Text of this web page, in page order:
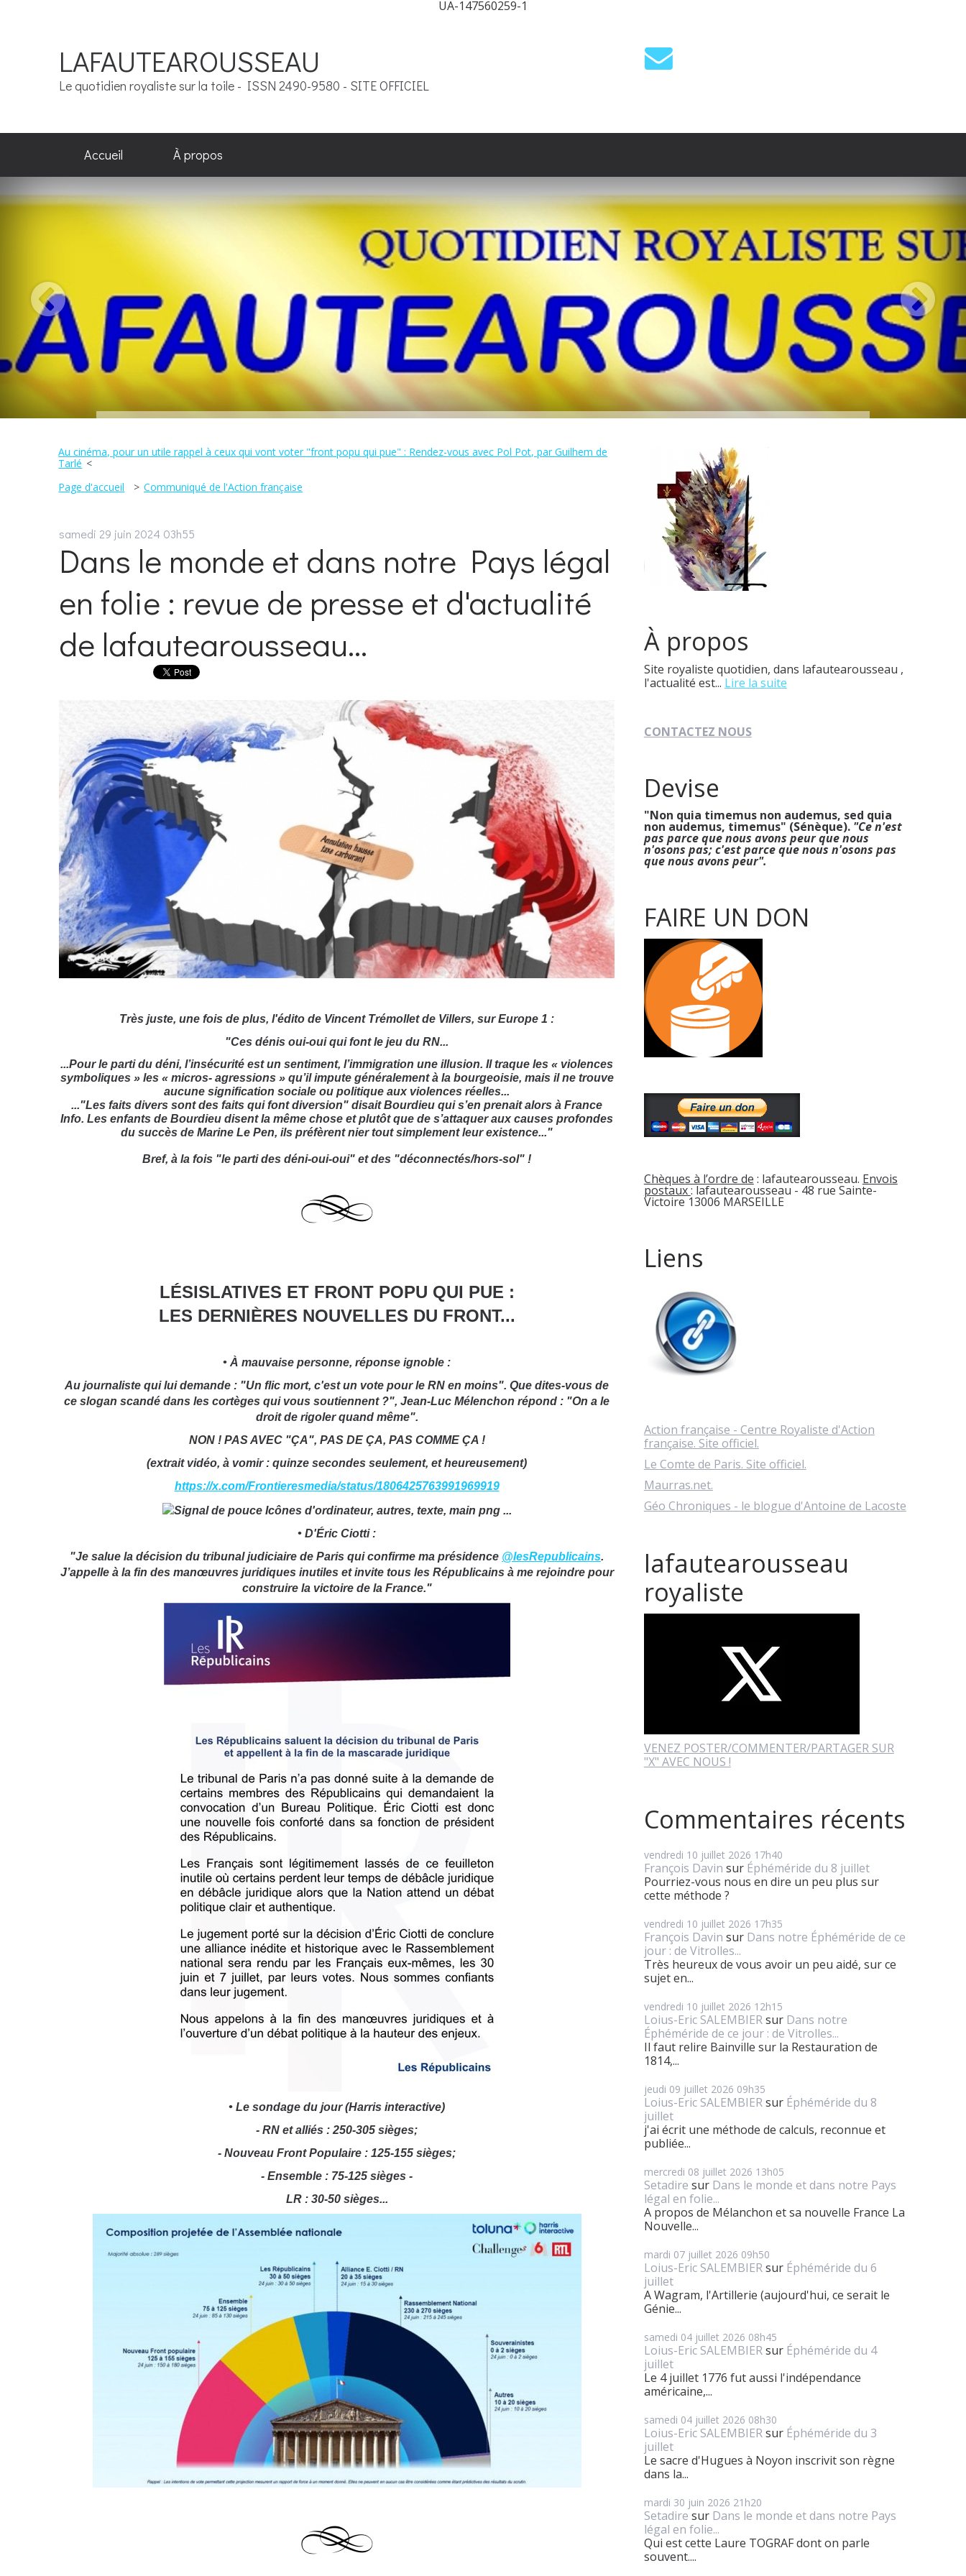
UA-147560259-1
LAFAUTEAROUSSEAU
Le quotidien royaliste sur la toile - ISSN 2490-9580 - SITE OFFICIEL
Accueil À propos
Au cinéma, pour un utile rappel à ceux qui vont voter "front popu qui pue" : Rendez-vous avec Pol Pot, par Guilhem de
Tarlé
Page d'accueil
Communiqué de l'Action française
samedi 29 juin 2024 03h55
Dans le monde et dans notre Pays légal
en folie : revue de presse et d'actualité
de lafautearousseau...
Très juste, une fois de plus, l'édito de Vincent Trémollet de Villers, sur Europe 1 :
"Ces dénis oui-oui qui font le jeu du RN...
...Pour le parti du déni, l’insécurité est un sentiment, l’immigration une illusion. Il traque les « violences
symboliques » les « micros- agressions » qu’il impute généralement à la bourgeoisie, mais il ne trouve
aucune signification sociale ou politique aux violences réelles...
..."Les faits divers sont des faits qui font diversion" disait Bourdieu qui s’en prenait alors à France
Info. Les enfants de Bourdieu disent la même chose et plutôt que de s’attaquer aux causes profondes
du succès de Marine Le Pen, ils préfèrent nier tout simplement leur existence..."
Bref, à la fois "le parti des déni-oui-oui" et des "déconnectés/hors-sol" !
LÉSISLATIVES ET FRONT POPU QUI PUE :
LES DERNIÈRES NOUVELLES DU FRONT...
• À mauvaise personne, réponse ignoble :
Au journaliste qui lui demande : "Un flic mort, c'est un vote pour le RN en moins". Que dites-vous de
ce slogan scandé dans les cortèges qui vous soutiennent ?", Jean-Luc Mélenchon répond : "On a le
droit de rigoler quand même".
NON ! PAS AVEC "ÇA", PAS DE ÇA, PAS COMME ÇA !
(extrait vidéo, à vomir : quinze secondes seulement, et heureusement)
https://x.com/Frontieresmedia/status/1806425763991969919
• D'Éric Ciotti :
"Je salue la décision du tribunal judiciaire de Paris qui confirme ma présidence @lesRepublicains.
J’appelle à la fin des manœuvres juridiques inutiles et invite tous les Républicains à me rejoindre pour
construire la victoire de la France."
• Le sondage du jour (Harris interactive)
- RN et alliés : 250-305 sièges;
- Nouveau Front Populaire : 125-155 sièges;
- Ensemble : 75-125 sièges -
LR : 30-50 sièges...
À propos
Site royaliste quotidien, dans lafautearousseau ,
l'actualité est... Lire la suite
CONTACTEZ NOUS
Devise
"Non quia timemus non audemus, sed quia
non audemus, timemus" (Sénèque). "Ce n'est
pas parce que nous avons peur que nous
n'osons pas; c'est parce que nous n'osons pas
que nous avons peur".
FAIRE UN DON
Chèques à l’ordre de : lafautearousseau. Envois
postaux: lafautearousseau - 48 rue Sainte-
Victoire 13006 MARSEILLE
Liens
Action française - Centre Royaliste d'Action
française. Site officiel.
Le Comte de Paris. Site officiel.
Maurras.net.
Géo Chroniques - le blogue d'Antoine de Lacoste
lafautearousseau
royaliste
VENEZ POSTER/COMMENTER/PARTAGER SUR
"X" AVEC NOUS !
Commentaires récents
vendredi 10 juillet 2026 17h40
François Davin sur Éphéméride du 8 juillet
Pourriez-vous nous en dire un peu plus sur
cette méthode ?
vendredi 10 juillet 2026 17h35
François Davin sur Dans notre Éphéméride de ce
jour : de Vitrolles...
Très heureux de vous avoir un peu aidé, sur ce
sujet en...
vendredi 10 juillet 2026 12h15
Loius-Eric SALEMBIERsur Dans notre
Éphéméride de ce jour : de Vitrolles...
Il faut relire Bainville sur la Restauration de
1814,...
jeudi 09 juillet 2026 09h35
Loius-Eric SALEMBIERsur Éphéméride du 8
juillet
j'ai écrit une méthode de calculs, reconnue et
publiée...
mercredi 08 juillet 2026 13h05
Setadire sur Dans le monde et dans notre Pays
légal en folie...
A propos de Mélanchon et sa nouvelle France La
Nouvelle...
mardi 07 juillet 2026 09h50
Loius-Eric SALEMBIERsur Éphéméride du 6
juillet
A Wagram, l'Artillerie (aujourd'hui, ce serait le
Génie...
samedi 04 juillet 2026 08h45
Loius-Eric SALEMBIERsur Éphéméride du 4
juillet
Le 4 juillet 1776 fut aussi l'indépendance
américaine,...
samedi 04 juillet 2026 08h30
Loius-Eric SALEMBIERsur Éphéméride du 3
juillet
Le sacre d'Hugues à Noyon inscrivit son règne
dans la...
mardi 30 juin 2026 21h20
Setadire sur Dans le monde et dans notre Pays
légal en folie...
Qui est cette Laure TOGRAF dont on parle
souvent....